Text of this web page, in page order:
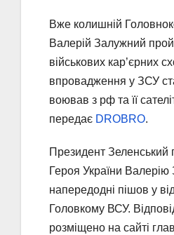
Вже колишній
Валерій Залужний
військових кар’єрних
впровадження у ЗСУ
воював з рф та її
передає DROBRO.
Президент Зеленський
Героя України
напередодні пішов у
Головкому ВСУ.
розміщено на сайті